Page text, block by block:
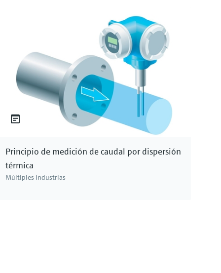
Principio de medición de caudal por dispersión
térmica
Múltiples industrias